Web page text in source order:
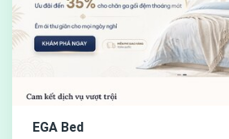
EGA Bed